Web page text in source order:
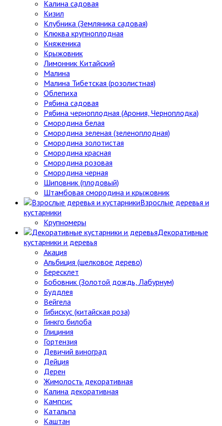
Калина садовая
Кизил
Клубника (Земляника садовая)
Клюква крупноплодная
Княженика
Крыжовник
Лимонник Китайский
Малина
Малина Тибетская (розолистная)
Облепиха
Рябина садовая
Рябина черноплодная (Арония, Черноплодка)
Смородина белая
Смородина зеленая (зеленоплодная)
Смородина золотистая
Смородина красная
Смородина розовая
Смородина черная
Шиповник (плодовый)
Штамбовая смородина и крыжовник
Взрослые деревья и
кустарники
Крупномеры
Декоративные
кустарники и деревья
Акация
Альбиция (шелковое дерево)
Бересклет
Бобовник (Золотой дождь, Лабурнум)
Буддлея
Вейгела
Гибискус (китайская роза)
Гинкго билоба
Глициния
Гортензия
Девичий виноград
Дейция
Дерен
Жимолость декоративная
Калина декоративная
Кампсис
Катальпа
Каштан